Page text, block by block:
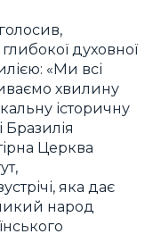
духовної
«Ми всі
хвилину
історичну
Бразилія
Церква
яка дає
народ